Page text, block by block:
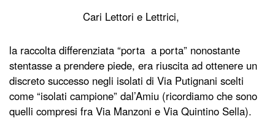
Cari Lettori e Lettrici,
la raccolta differenziata “porta a porta” nonostante
stentasse a prendere piede, era riuscita ad ottenere un
discreto successo negli isolati di Via Putignani scelti
come “isolati campione” dal’Amiu (ricordiamo che sono
quelli compresi fra Via Manzoni e Via Quintino Sella).